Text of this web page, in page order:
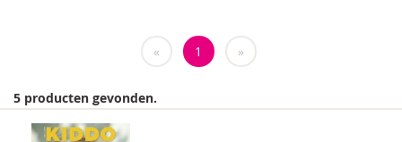
Nishaan Ardjosemito
Siela Ardjosemito-Jethoe
Chantal Ariens
« 1 »
5 producten gevonden.